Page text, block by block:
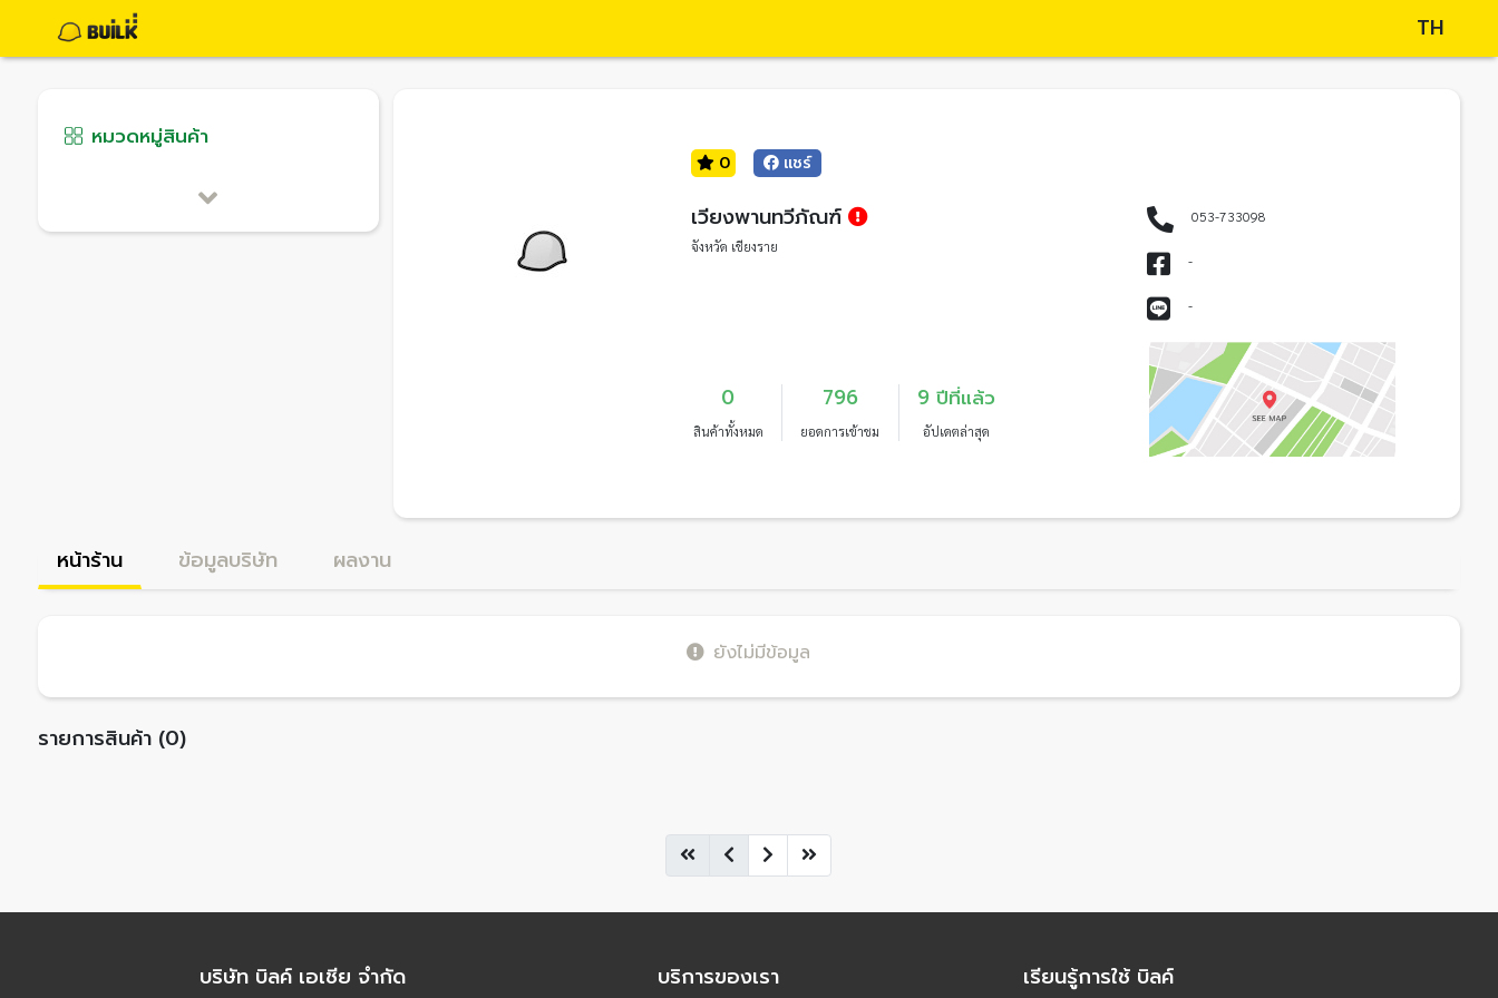
TH
หมวดหมู่สินค้า
0 แชร์
เวียงพานทวีภัณฑ์
จังหวัด เชียงราย
0
สินค้าทั้งหมด
796
ยอดการเข้าชม
9 ปีที่แล้ว
อัปเดตล่าสุด
053-733098
-
-
หน้าร้าน ข้อมูลบริษัท ผลงาน
ยังไม่มีข้อมูล
รายการสินค้า (0)
บริษัท บิลค์ เอเชีย จำกัด บริการของเรา เรียนรู้การใช้ บิลค์